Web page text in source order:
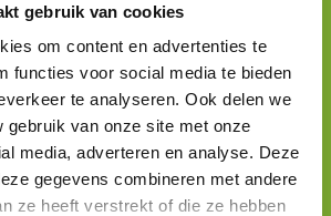
gebruik van cookies
om content en advertenties te
functies voor social media te bieden
te analyseren. Ook delen we
gebruik van onze site met onze
media, adverteren en analyse. Deze
gegevens combineren met andere
ze heeft verstrekt of die ze hebben
+31 344 23 44 64
info@flowbo.nl
per mail